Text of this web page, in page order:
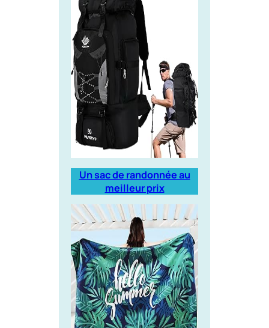
Un sac de randonnée au
meilleur prix